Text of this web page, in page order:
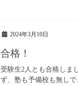
2024年3月10日
合格！
受験生2人とも合格しま
ず、塾も予備校も無し